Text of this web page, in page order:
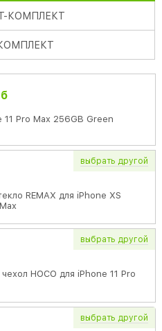
-КОМПЛЕКТ
11 Pro Max 256GB Green
выбрать другой
REMAX для iPhone XS
выбрать другой
HOCO для iPhone 11 Pro
выбрать другой